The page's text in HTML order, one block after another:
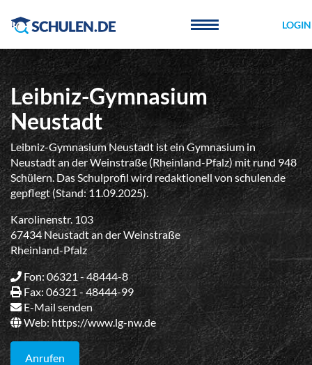
LOGIN
Leibniz-Gymnasium
Neustadt
Leibniz-Gymnasium Neustadt ist ein Gymnasium in
Neustadt an der Weinstraße (Rheinland-Pfalz) mit rund 948
Schülern. Das Schulprofil wird redaktionell von schulen.de
gepflegt (Stand: 11.09.2025).
Karolinenstr. 103
67434 Neustadt an der Weinstraße
Rheinland-Pfalz
Fon: 06321 - 48444-8
Fax: 06321 - 48444-99
E-Mail senden
Web:https://www.lg-nw.de
Anrufen